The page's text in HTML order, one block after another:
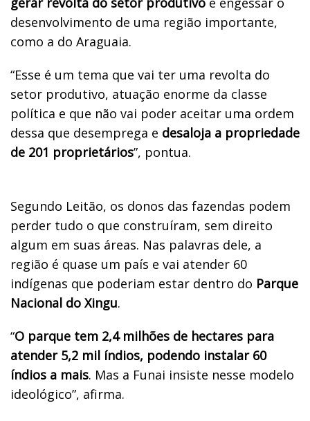
desenvolvimento de uma região importante,
como a do Araguaia.
“Esse é um tema que vai ter uma revolta do
setor produtivo, atuação enorme da classe
política e que não vai poder aceitar uma ordem
dessa que desemprega e desaloja a propriedade
de 201 proprietários”, pontua.
Segundo Leitão, os donos das fazendas podem
perder tudo o que construíram, sem direito
algum em suas áreas. Nas palavras dele, a
região é quase um país e vai atender 60
indígenas que poderiam estar dentro do Parque
Nacional do Xingu.
“O parque tem 2,4 milhões de hectares para
atender 5,2 mil índios, podendo instalar 60
índios a mais. Mas a Funai insiste nesse modelo
ideológico”, afirma.